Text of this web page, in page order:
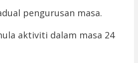
pengurusan masa.
aktiviti dalam masa 24